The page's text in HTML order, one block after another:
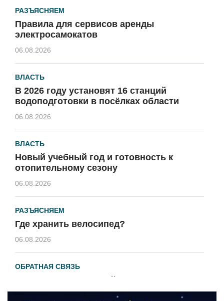
РАЗЪЯСНЯЕМ
Правила для сервисов аренды
электросамокатов
06.08.2026
ВЛАСТЬ
В 2026 году установят 16 станций
водоподготовки в посёлках области
06.08.2026
ВЛАСТЬ
Новый учебный год и готовность к
отопительному сезону
06.08.2026
РАЗЪЯСНЯЕМ
Где хранить велосипед?
06.08.2026
ОБРАТНАЯ СВЯЗЬ